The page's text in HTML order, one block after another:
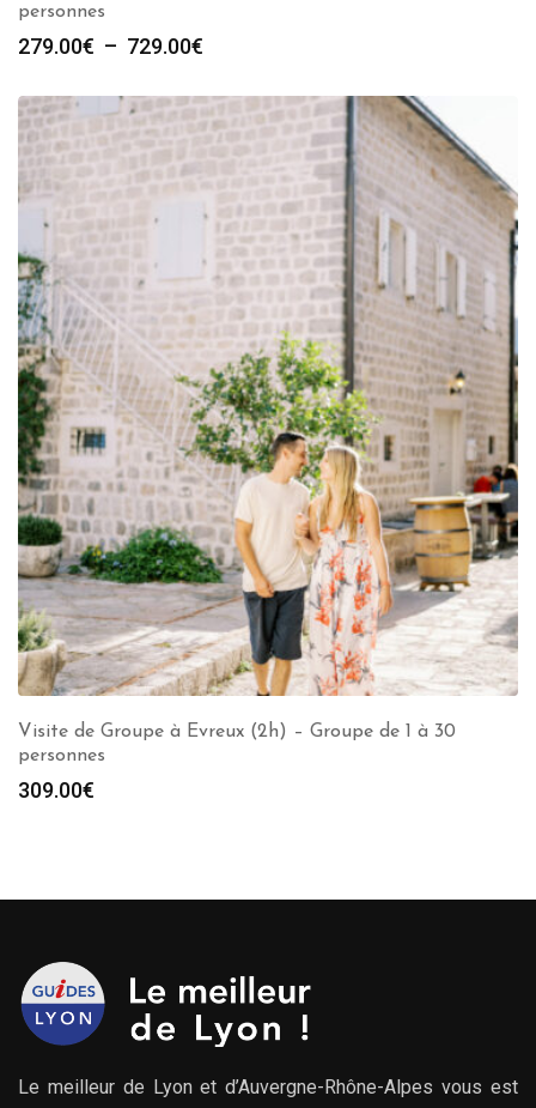
personnes
279.00€ – 729.00€
prix :
279.00€
729.00€
Visite de Groupe à Evreux (2h) – Groupe de 1 à 30
personnes
309.00€
Le meilleur de Lyon et d’Auvergne-Rhône-Alpes vous est